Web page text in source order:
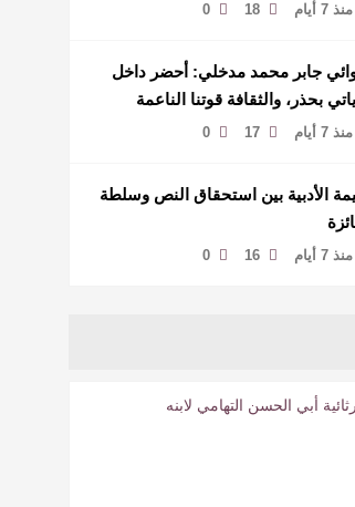
منذ 7 أيام 18
0
جابر محمد مدخلي: أحضر داخل
بحذر، والثقافة قوتنا الناعمة
العالم.
منذ 7 أيام 17
0
الأدبية بين استحقاق النص وسلطة
منذ 7 أيام 16
0